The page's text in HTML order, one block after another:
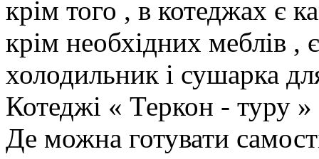
крім того , в котеджах є
крім необхідних меблів ,
холодильник і сушарка
Котеджі « Теркон - туру
Де можна готувати